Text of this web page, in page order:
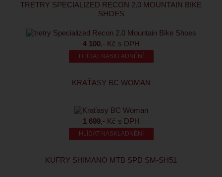
TRETRY SPECIALIZED RECON 2.0 MOUNTAIN BIKE
SHOES
4 100,- Kč s DPH
HLÍDAT NASKLADNĚNÍ
KRAŤASY BC WOMAN
1 699,- Kč s DPH
HLÍDAT NASKLADNĚNÍ
KUFRY SHIMANO MTB SPD SM-SH51